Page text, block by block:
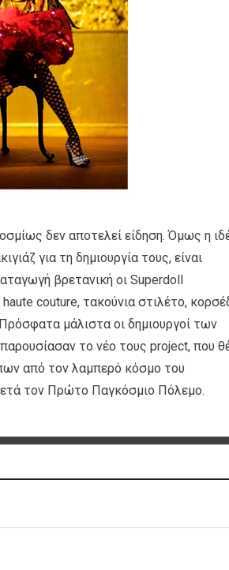
δεν αποτελεί είδηση. Όμως η
για τη δημιουργία τους, είναι
βρετανική οι Superdoll
couture, τακούνια στιλέτο,
μάλιστα οι δημιουργοί των
το νέο τους project, που
από τον λαμπερό κόσμο του
τον Πρώτο Παγκόσμιο Πόλεμο.